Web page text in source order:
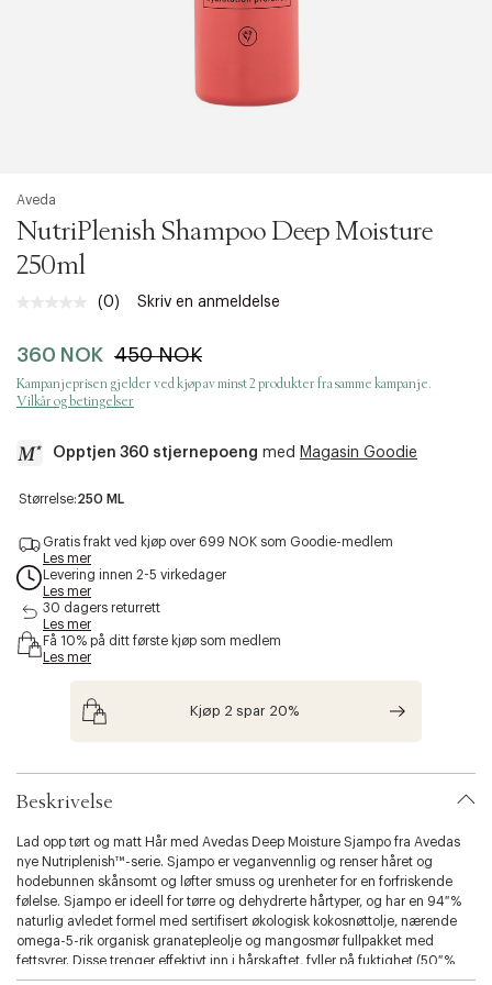
Aveda
NutriPlenish Shampoo Deep Moisture
250ml
Ingen
Samme
sidelenke.
(0) Skriv en anmeldelse
360 NOK 450 NOK
Kampanjeprisen gjelder ved kjøp av minst 2 produkter fra samme kampanje.
Vilkår og betingelser
Opptjen 360 stjernepoeng med Magasin Goodie
a
c
s
b
i
v
a
i
a
t
i
o
n
.
s
Størrelse:250 ML
Gratis frakt ved kjøp over 699 NOK som Goodie-medlem
Les mer
Levering innen 2-5 virkedager
Les mer
30 dagers returrett
Les mer
Få 10% på ditt første kjøp som medlem
Les mer
Kjøp 2 spar 20%
Beskrivelse
Lad opp tørt og matt Hår med Avedas Deep Moisture Sjampo fra Avedas
nye Nutriplenish™-serie. Sjampo er veganvennlig og renser håret og
hodebunnen skånsomt og løfter smuss og urenheter for en forfriskende
følelse. Sjampo er ideell for tørre og dehydrerte hårtyper, og har en 94 %
naturlig avledet formel med sertifisert økologisk kokosnøttolje, nærende
omega-5-rik organisk granatepleolje og mangosmør fullpakket med
fettsyrer. Disse trenger effektivt inn i hårskaftet, fyller på fuktighet (50 %
mer enn næringsrik™ Light Moisture Sjampo ) og styrker hvert hårstrå fra